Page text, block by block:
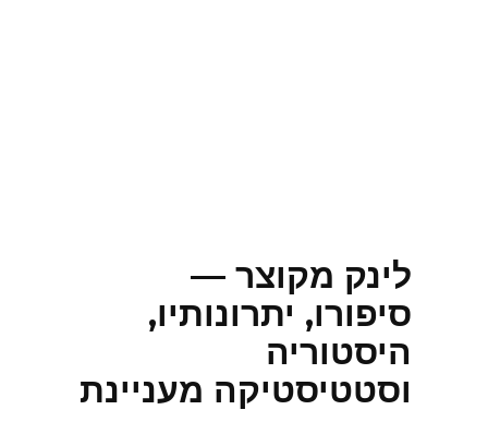
לינק מקוצר —
סיפורו, יתרונותיו,
היסטוריה
וסטטיסטיקה מעניינת